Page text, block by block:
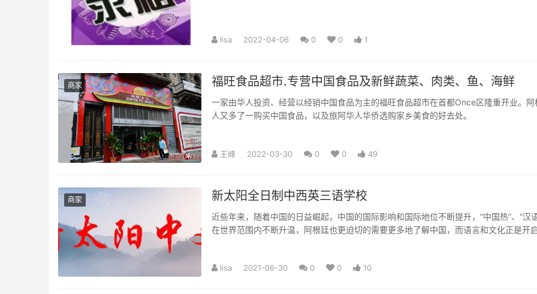
lisa 2022-04-06 0 0 1
商家 福旺食品超市.专营中国食品及新鲜蔬菜、肉类、鱼、海鲜
一家由华人投资、经营以经销中国食品为主的福旺食品超市在首都Once区隆重开业。阿
人又多了一购买中国食品，以及旅阿华人华侨选购家乡美食的好去处。
王峰 2022-03-30 0 0 49
商家 新太阳全日制中西英三语学校
近些年来，随着中国的日益崛起，中国的国际影响和国际地位不断提升，“中国热”、“汉
在世界范围内不断升温，阿根廷也更迫切的需要更多地了解中国，而语言和文化正是开
lisa 2021-06-30 0 0 10